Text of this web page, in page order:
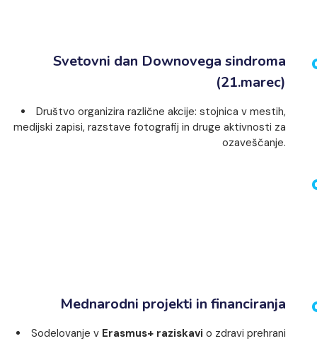
Svetovni dan Downovega sindroma
(21.marec)
Društvo organizira različne akcije: stojnica v mestih,
medijski zapisi, razstave fotografij in druge aktivnosti za
ozaveščanje.
Mednarodni projekti in financiranja
Sodelovanje v Erasmus+ raziskavi o zdravi prehrani